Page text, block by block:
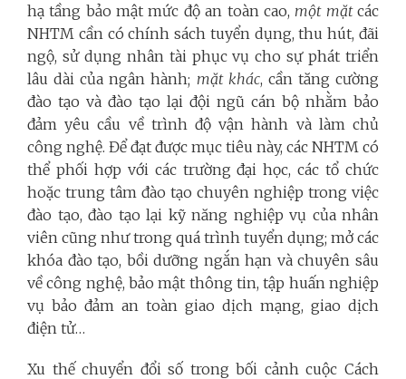
hạ tầng bảo mật mức độ an toàn cao, một mặtcác
NHTM cần có chính sách tuyển dụng, thu hút, đãi
ngộ, sử dụng nhân tài phục vụ cho sự phát triển
lâu dài của ngân hành; mặt khác, cần tăng cường
đào tạo và đào tạo lại đội ngũ cán bộ nhằm bảo
đảm yêu cầu về trình độ vận hành và làm chủ
công nghệ. Để đạt được mục tiêu này, các NHTM có
thể phối hợp với các trường đại học, các tổ chức
hoặc trung tâm đào tạo chuyên nghiệp trong việc
đào tạo, đào tạo lại kỹ năng nghiệp vụ của nhân
viên cũng như trong quá trình tuyển dụng; mở các
khóa đào tạo, bồi dưỡng ngắn hạn và chuyên sâu
về công nghệ, bảo mật thông tin, tập huấn nghiệp
vụ bảo đảm an toàn giao dịch mạng, giao dịch
điện tử…
Xu thế chuyển đổi số trong bối cảnh cuộc Cách